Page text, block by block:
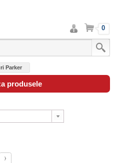
Intra
in
cont
Cos 0
Parker
produsele